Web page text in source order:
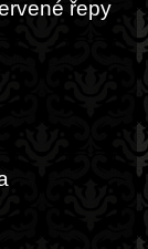
řepy